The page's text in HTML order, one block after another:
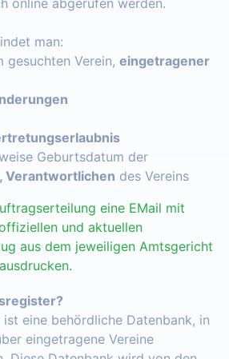
man:
gesuchten Verein, eingetragener
Geburtsdatum der
Verantwortlichen des Vereins
eine EMail mit
und aktuellen
aus dem jeweiligen Amtsgericht
ist eine behördliche Datenbank, in
eingetragene Vereine